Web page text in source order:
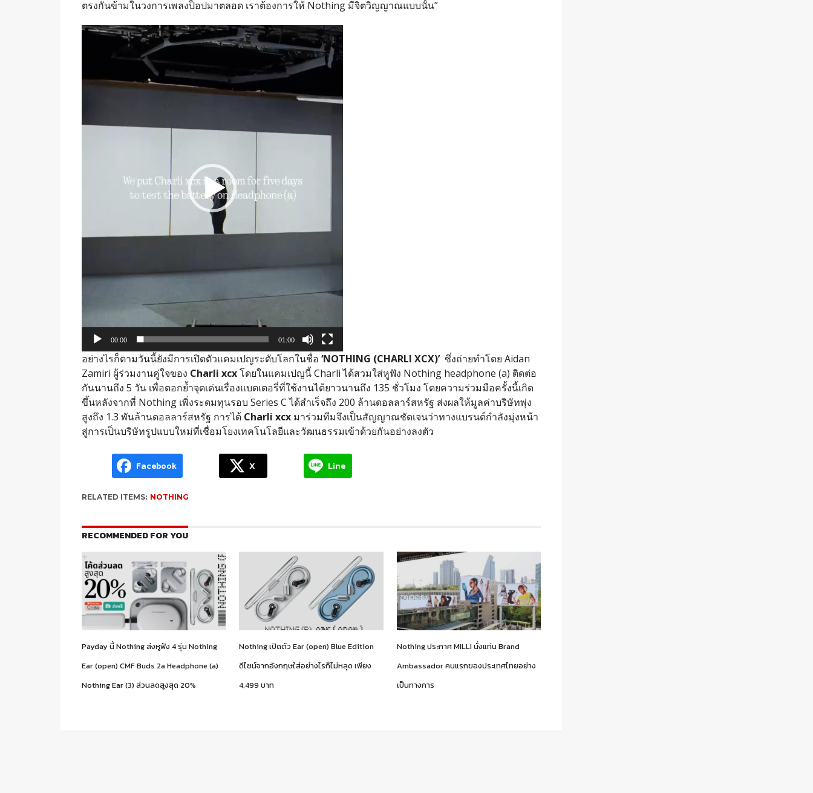
ตรงกันข้ามในวงการเพลงป็อปมาตลอด เราต้องการให้Nothing มีจิตวิญญาณแบบนั้น”
Video
00:00 01:00
อย่างไรก็ตามวันนี้ยังมีการเปิดตัวแคมเปญระดับโลกในชื่อ ‘NOTHING (CHARLI XCX)’ ซึ่งถ่ายทำโดย Aidan
Zamiri ผู้ร่วมงานคู่ใจของ Charli xcxโดยในแคมเปญนี้Charliได้สวมใส่หูฟัง Nothing headphone (a) ติดต่อ
กันนานถึง 5 วัน เพื่อตอกย้ำจุดเด่นเรื่องแบตเตอรี่ที่ใช้งานได้ยาวนานถึง 135 ชั่วโมง โดยความร่วมมือครั้งนี้เกิด
ขึ้นหลังจากที่ Nothing เพิ่งระดมทุนรอบ Series Cได้สำเร็จถึง 200 ล้านดอลลาร์สหรัฐ ส่งผลให้มูลค่าบริษัทพุ่ง
สูงถึง 1.3 พันล้านดอลลาร์สหรัฐ การได้ Charli xcx มาร่วมทีมจึงเป็นสัญญาณชัดเจนว่าทางแบรนด์กำลังมุ่งหน้า
สู่การเป็นบริษัทรูปแบบใหม่ที่เชื่อมโยงเทคโนโลยีและวัฒนธรรมเข้าด้วยกันอย่างลงตัว
Facebook X Line
RELATED ITEMS: NOTHING
RECOMMENDED FOR YOU
Payday นี้ Nothing ส่งหูฟัง 4 รุ่น Nothing
Ear (open) CMF Buds 2a Headphone (a)
Nothing Ear (3) ส่วนลดสูงสุด 20%
Nothing เปิดตัว Ear (open) Blue Edition
ดีไซน์จากอังกฤษใส่อย่างไรก็ไม่หลุด เพียง
4,499 บาท
Nothing ประกาศ MILLI นั่งแท่น Brand
Ambassador คนแรกของประเทศไทยอย่าง
เป็นทางการ